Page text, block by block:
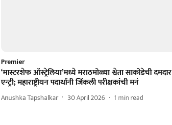
Premier
‘मास्टरशेफ ऑस्ट्रेलिया’मध्ये मराठमोळ्या श्वेता साकोडेची दमदार
एन्ट्री; महाराष्ट्रीयन पदार्थांनी जिंकली परीक्षकांची मनं
Anushka Tapshalkar 30 April 2026 1 min read